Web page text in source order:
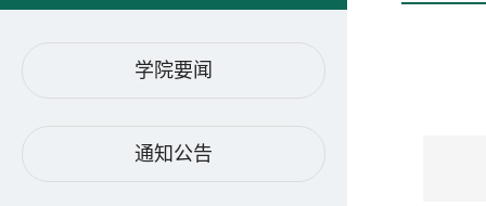
学院要闻
通知公告